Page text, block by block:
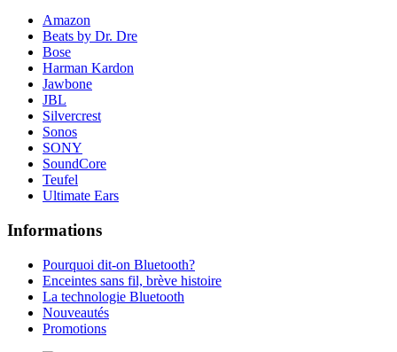
Amazon
Beats by Dr. Dre
Bose
Harman Kardon
Jawbone
JBL
Silvercrest
Sonos
SONY
SoundCore
Teufel
Ultimate Ears
Informations
Pourquoi dit-on Bluetooth?
Enceintes sans fil, brève histoire
La technologie Bluetooth
Nouveautés
Promotions